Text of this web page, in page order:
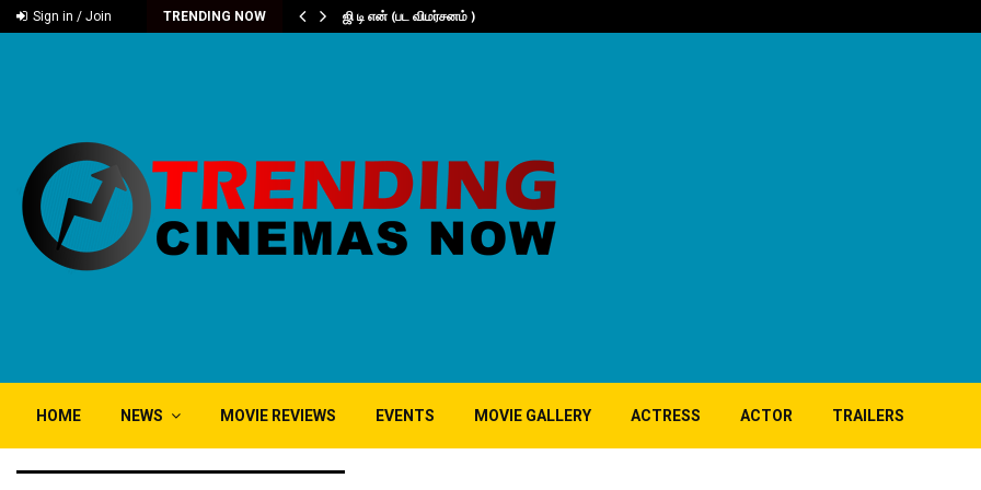
Sign in / Join TRENDING NOW
நூறு… ஜி டி என் (பட விமர்சனம் )
HOME NEWS MOVIE REVIEWS EVENTS MOVIE GALLERY ACTRESS ACTOR TRAILERS